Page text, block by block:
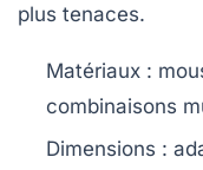
plus tenaces.
Matériaux :
combinaisons
Dimensions :